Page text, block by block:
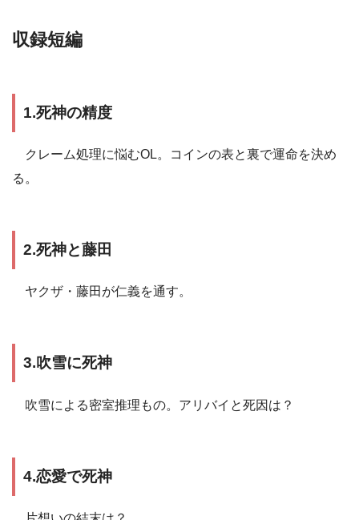
収録短編
1.死神の精度
クレーム処理に悩むOL。コインの表と裏で運命を決め
る。
2.死神と藤田
ヤクザ・藤田が仁義を通す。
3.吹雪に死神
吹雪による密室推理もの。アリバイと死因は？
4.恋愛で死神